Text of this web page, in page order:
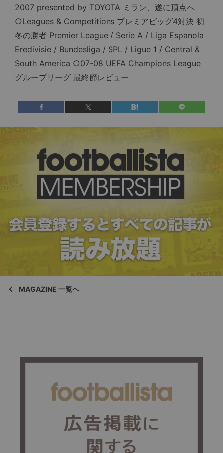
2007 presented by TOYOTA ミラン、遂に頂点へ
○Leagues & Competitions プレミアビッグ4対決 初
冬の勝者 Premier League / Serie A / Liga Espanola
Eredivisie / Bundesliga / SPL / Ligue 1 / Central &
South America ○07-08 UEFA Champions League
グループリーグ 最終節レビュー
MAGAZINE 一覧へ